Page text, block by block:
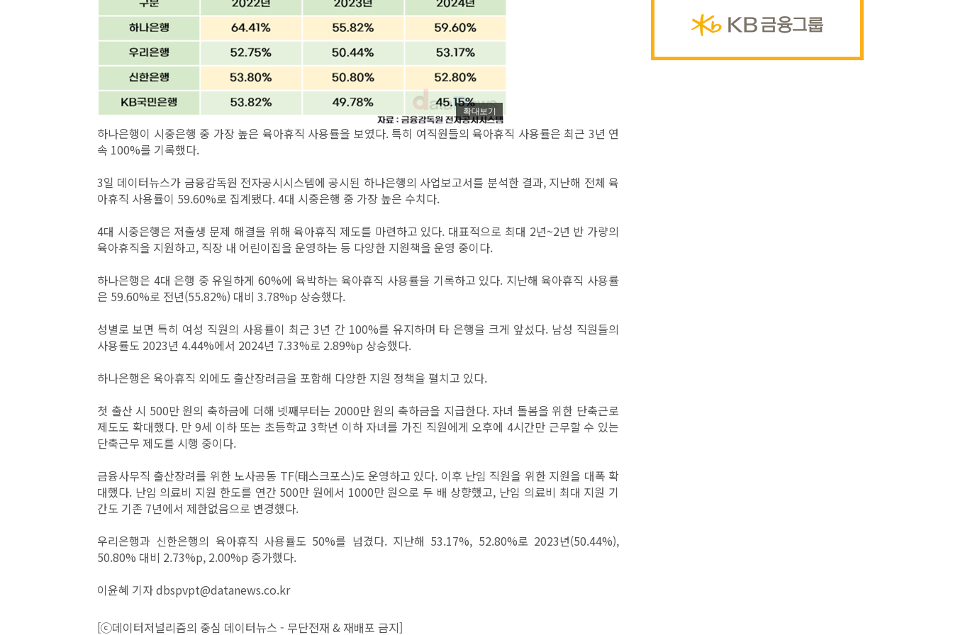
확대보기
하나은행이 시중은행 중 가장 높은 육아휴직 사용률을 보였다. 특히 여직원들의 육아휴직 사용률은 최근 3년 연
속 100%를 기록했다.
3일 데이터뉴스가 금융감독원 전자공시시스템에 공시된 하나은행의 사업보고서를 분석한 결과, 지난해 전체 육
아휴직 사용률이 59.60%로 집계됐다. 4대 시중은행 중 가장 높은 수치다.
4대 시중은행은 저출생 문제 해결을 위해 육아휴직 제도를 마련하고 있다. 대표적으로 최대 2년~2년 반 가량의
육아휴직을 지원하고, 직장 내 어린이집을 운영하는 등 다양한 지원책을 운영 중이다.
하나은행은 4대 은행 중 유일하게 60%에 육박하는 육아휴직 사용률을 기록하고 있다. 지난해 육아휴직 사용률
은 59.60%로 전년(55.82%) 대비 3.78%p 상승했다.
성별로 보면 특히 여성 직원의 사용률이 최근 3년 간 100%를 유지하며 타 은행을 크게 앞섰다. 남성 직원들의
사용률도 2023년 4.44%에서 2024년 7.33%로 2.89%p 상승했다.
하나은행은 육아휴직 외에도 출산장려금을 포함해 다양한 지원 정책을 펼치고 있다.
첫 출산 시 500만 원의 축하금에 더해 넷째부터는 2000만 원의 축하금을 지급한다. 자녀 돌봄을 위한 단축근로
제도도 확대했다. 만 9세 이하 또는 초등학교 3학년 이하 자녀를 가진 직원에게 오후에 4시간만 근무할 수 있는
단축근무 제도를 시행 중이다.
금융사무직 출산장려를 위한 노사공동 TF(태스크포스)도 운영하고 있다. 이후 난임 직원을 위한 지원을 대폭 확
대했다. 난임 의료비 지원 한도를 연간 500만 원에서 1000만 원으로 두 배 상향했고, 난임 의료비 최대 지원 기
간도 기존 7년에서 제한없음으로 변경했다.
우리은행과 신한은행의 육아휴직 사용률도 50%를 넘겼다. 지난해 53.17%, 52.80%로 2023년(50.44%),
50.80% 대비 2.73%p, 2.00%p 증가했다.
이윤혜 기자 dbspvpt@datanews.co.kr
[ⓒ데이터저널리즘의 중심 데이터뉴스 - 무단전재 & 재배포 금지]